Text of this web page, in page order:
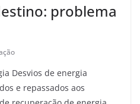
problema
Desvios de energia
e repassados aos